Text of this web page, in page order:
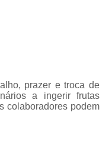
Fornecimento de
Fornecimento Semanal
de Fruta em Escritorios
prazer e troca de
a ingerir frutas
colaboradores podem